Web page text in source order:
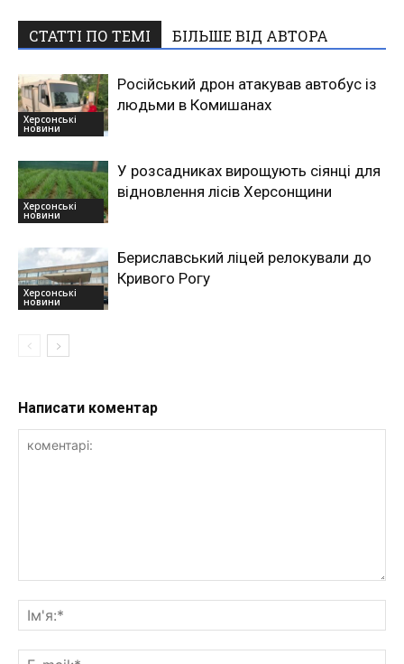
СТАТТІ ПО ТЕМІ БІЛЬШЕ ВІД АВТОРА
Херсонські
новини
Російський дрон атакував автобус із
людьми в Комишанах
Херсонські
новини
У розсадниках вирощують сіянці для
відновлення лісів Херсонщини
Херсонські
новини
Бериславський ліцей релокували до
Кривого Рогу
Написати коментар